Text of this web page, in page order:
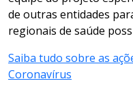
de outras entidades
regionais de saúde
Saiba tudo sobre as
Coronavírus